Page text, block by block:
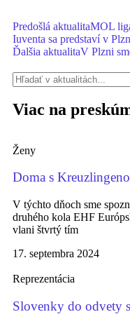
Predošlá aktualitaMOL
Iuventa sa predstaví v
Ďalšia aktualitaV Plzni
Viac na
Ženy
Doma s
V týchto dňoch sme
druhého kola EHF
vlani štvrtý tím
17. septembra 2024
Reprezentácia
Slovenky do odvety